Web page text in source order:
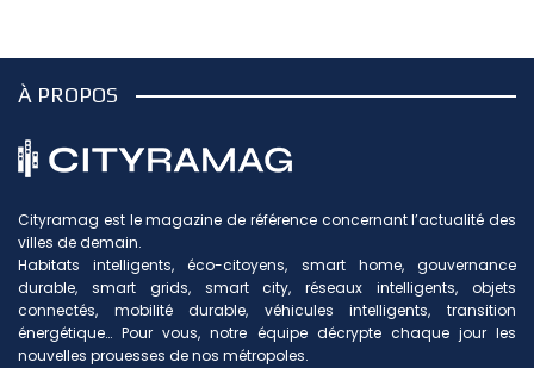
À PROPOS
Cityramag est le magazine de référence concernant l’actualité des
villes de demain.
Habitats intelligents, éco-citoyens, smart home, gouvernance
durable, smart grids, smart city, réseaux intelligents, objets
connectés, mobilité durable, véhicules intelligents, transition
énergétique… Pour vous, notre équipe décrypte chaque jour les
nouvelles prouesses de nos métropoles.